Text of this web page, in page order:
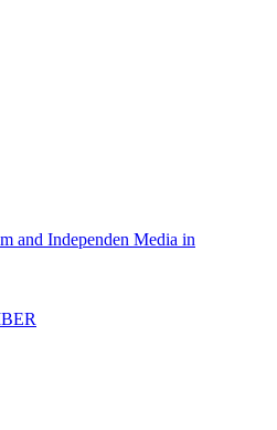
and Independen Media in